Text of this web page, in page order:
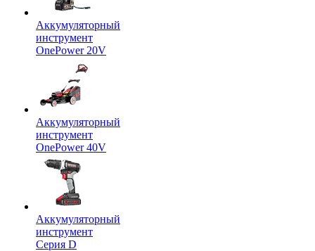
Аккумуляторный
инструмент
OnePower 20V
Аккумуляторный
инструмент
OnePower 40V
Аккумуляторный
инструмент
Серия D